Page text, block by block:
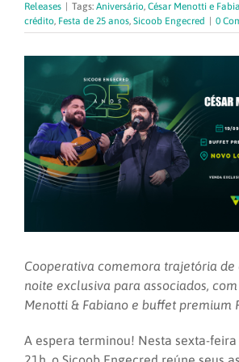
Releases Tags: Aniversário, César Menotti e
crédito, Festa de 25 anos, Sicoob Engecred 0
Cooperativa comemora trajetória de
noite exclusiva para associados,
Menotti & Fabiano e buffet premium
A espera terminou! Nesta sexta-feira